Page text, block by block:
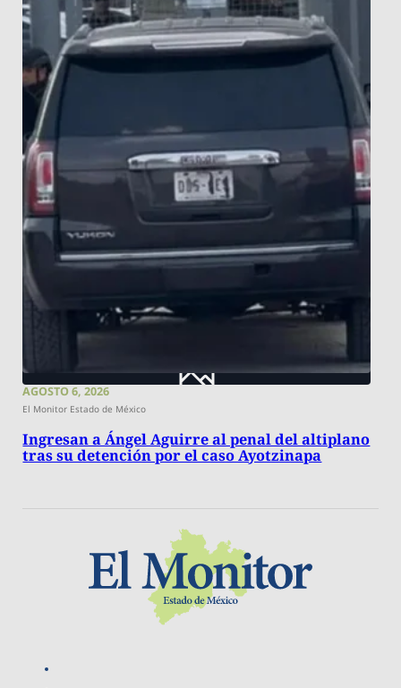
AGOSTO 6, 2026
El Monitor Estado de México
Ingresan a Ángel Aguirre al penal del altiplano
tras su detención por el caso Ayotzinapa